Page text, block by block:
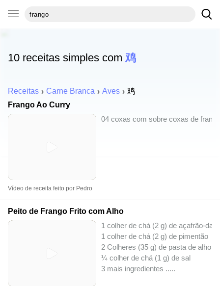
10 receitas simples com 鸡
Receitas Carne Branca Aves
鸡
Frango Ao Curry
04 coxas com sobre coxas de
Vídeo de receita feito por Pedro
Peito de Frango Frito com Alho
1 colher de chá (2 g) de açafrão-da-
1 colher de chá (2 g) de pimentão
2 Colheres (35 g) de pasta de alho
¼ colher de chá (1 g) de sal
3 mais ingredientes .....